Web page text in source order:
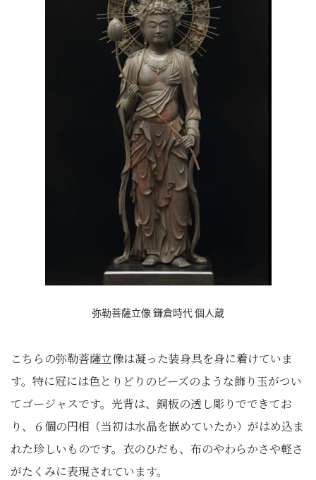
弥勒菩薩立像 鎌倉時代 個人蔵
こちらの弥勒菩薩立像は凝った装身具を身に着けていま
す。特に冠には色とりどりのビーズのような飾り玉がつい
てゴージャスです。光背は、銅板の透し彫りでできてお
り、６個の円相（当初は水晶を嵌めていたか）がはめ込ま
れた珍しいものです。衣のひだも、布のやわらかさや軽さ
がたくみに表現されています。